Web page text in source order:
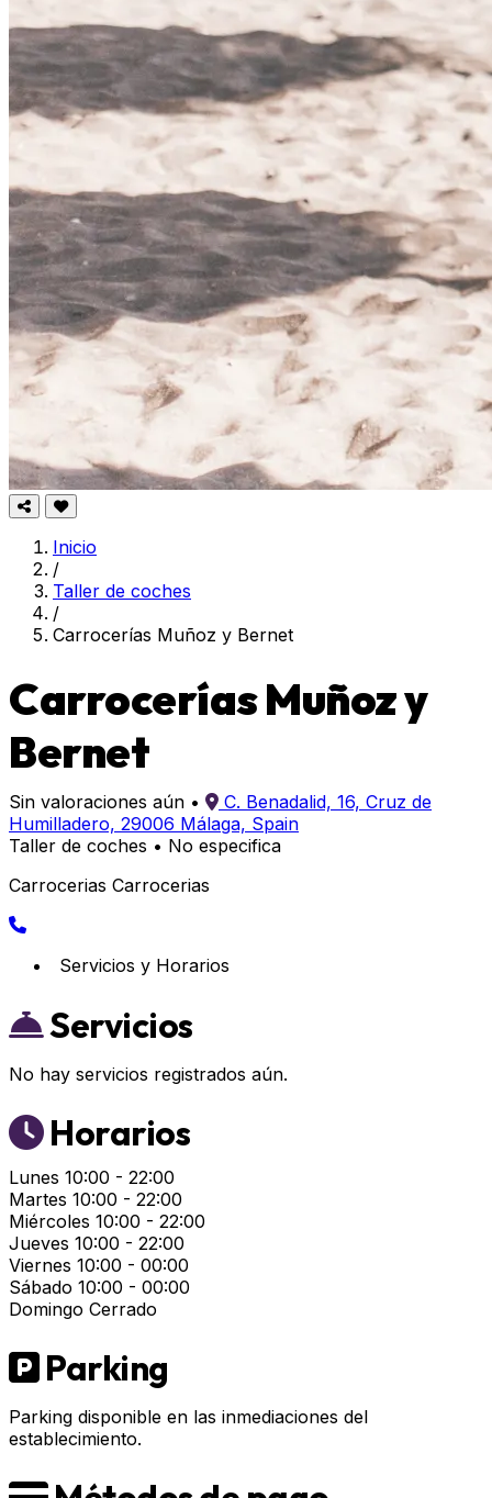
Inicio
/
Taller de coches
/
Carrocerías Muñoz y Bernet
Carrocerías Muñoz y
Bernet
Sin valoraciones aún •
C. Benadalid, 16, Cruz de
Humilladero, 29006 Málaga, Spain
Taller de coches • No especifica
Carrocerias Carrocerias
Servicios y Horarios
Servicios
No hay servicios registrados aún.
Horarios
Lunes 10:00 - 22:00
Martes 10:00 - 22:00
Miércoles 10:00 - 22:00
Jueves 10:00 - 22:00
Viernes 10:00 - 00:00
Sábado 10:00 - 00:00
Domingo Cerrado
Parking
Parking disponible en las inmediaciones del
establecimiento.